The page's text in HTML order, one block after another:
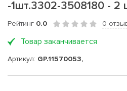
-1шт.3302-3508180 - 2
Рейтинг 0.0 0
Товар заканчивается
Артикул: GP.11570053,